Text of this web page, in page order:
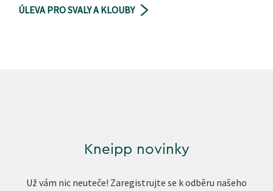
ÚLEVA PRO SVALY A KLOUBY
Kneipp novinky
Už vám nic neuteče! Zaregistrujte se k odběru našeho